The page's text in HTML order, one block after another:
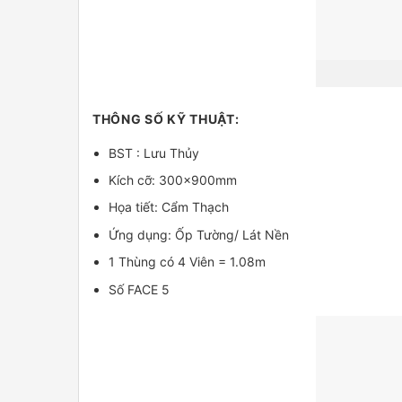
THÔNG SỐ KỸ THUẬT:
BST : Lưu Thủy
Kích cỡ: 300x900mm
Họa tiết: Cẩm Thạch
Ứng dụng: Ốp Tường/ Lát Nền
1 Thùng có 4 Viên = 1.08m
Số FACE 5